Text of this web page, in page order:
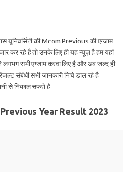
यूनिवर्सिटी की Mcom Previous की एग्जाम
कर रहे है तो उनके लिए ही यह न्यूज़ है हम यहां
लगभग सभी एग्जाम करवा लिए है और अब जल्द ही
संबंधी सभी जानकारी निचे डाल रहे है
से निकाल सकते है
Year Result 2023